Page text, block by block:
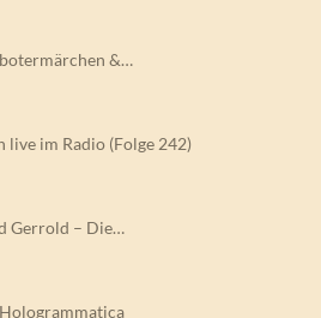
&…
live im Radio (Folge 242)
Gerrold – Die…